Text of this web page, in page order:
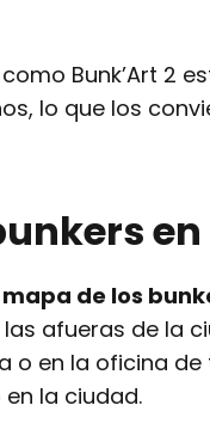
como Bunk’Art
lo que los
mapa de los
las afueras de la
o en la oficina
la ciudad.